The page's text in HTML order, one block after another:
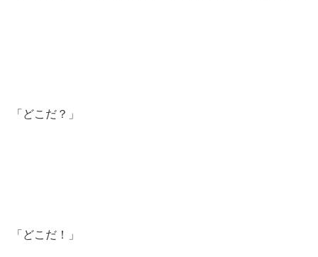
「どこだ？」
「どこだ！」